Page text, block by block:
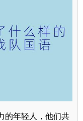
的年轻人，他们共